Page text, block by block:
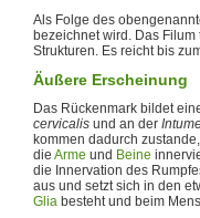
Als Folge des
bezeichnet wird. Das
Strukturen. Es reicht bis
Äußere Erscheinung
Das Rückenmark bildet
cervicalis und an der
kommen dadurch
die Arme und Beine
die Innervation des
aus und setzt sich in den
Glia besteht und beim